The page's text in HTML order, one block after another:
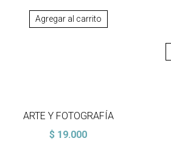
Agregar al carrito
ARTE Y FOTOGRAFÍA
$ 19.000